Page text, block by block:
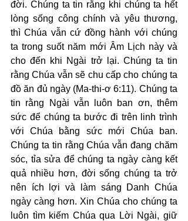
đời. Chúng ta tin rằng khi chúng ta hết
lòng sống công chính và yêu thương,
thì Chúa vẫn cứ đồng hành với chúng
ta trong suốt năm mới Âm Lịch này và
cho đến khi Ngài trở lại. Chúng ta tin
rằng Chúa vẫn sẽ chu cấp cho chúng ta
đồ ăn đủ ngày (Ma-thi-ơ 6:11). Chúng ta
tin rằng Ngài vẫn luôn ban ơn, thêm
sức để chúng ta bước đi trên linh trình
với Chúa bằng sức mới Chúa ban.
Chúng ta tin rằng Chúa vẫn đang chăm
sóc, tỉa sửa để chúng ta ngày càng kết
quả nhiều hơn, đời sống chúng ta trở
nên ích lợi và làm sáng Danh Chúa
ngày càng hơn. Xin Chúa cho chúng ta
luôn tìm kiếm Chúa qua Lời Ngài, giữ